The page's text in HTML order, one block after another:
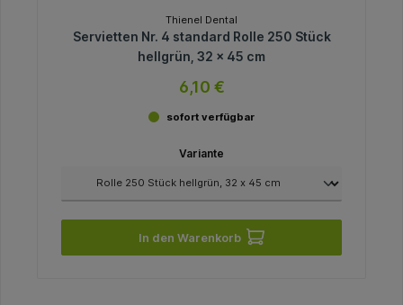
Thienel Dental
Servietten Nr. 4 standard Rolle 250 Stück
hellgrün, 32 x 45 cm
6,10 €
sofort verfügbar
Variante
In den Warenkorb